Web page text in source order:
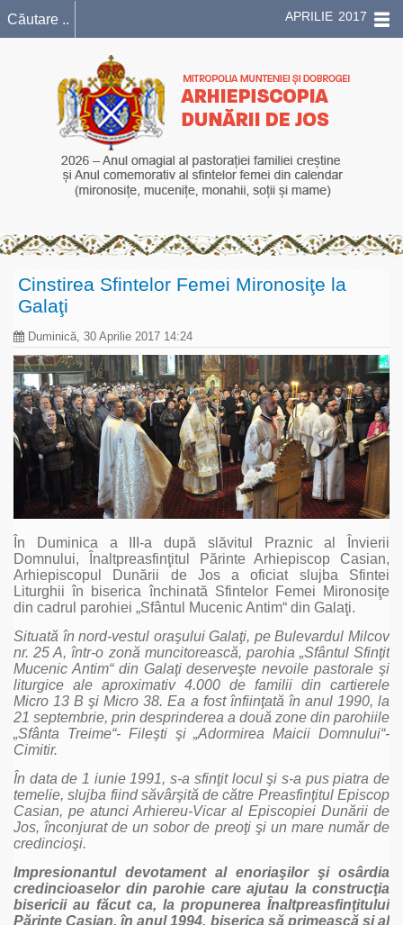
APRILIE 2017
Cinstirea Sfintelor Femei Mironosiţe la
Galaţi
Duminică, 30 Aprilie 2017 14:24
În Duminica a III-a după slăvitul Praznic al Învierii
Domnului, Înaltpreasfinţitul Părinte Arhiepiscop Casian,
Arhiepiscopul Dunării de Jos a oficiat slujba Sfintei
Liturghii în biserica închinată Sfintelor Femei Mironosiţe
din cadrul parohiei „Sfântul Mucenic Antim“ din Galaţi.
Situată în nord-vestul oraşului Galaţi, pe Bulevardul Milcov
nr. 25 A, într-o zonă muncitorească, parohia „Sfântul Sfinţit
Mucenic Antim“ din Galaţi deserveşte nevoile pastorale şi
liturgice ale aproximativ 4.000 de familii din cartierele
Micro 13 B şi Micro 38. Ea a fost înfiinţată în anul 1990, la
21 septembrie, prin desprinderea a două zone din parohiile
„Sfânta Treime“- Fileşti şi „Adormirea Maicii Domnului“-
Cimitir.
În data de 1 iunie 1991, s-a sfinţit locul şi s-a pus piatra de
temelie, slujba fiind săvârşită de către Preasfinţitul Episcop
Casian, pe atunci Arhiereu-Vicar al Episcopiei Dunării de
Jos, înconjurat de un sobor de preoţi şi un mare număr de
credincioşi.
Impresionantul devotament al enoriaşilor şi osârdia
credincioaselor din parohie care ajutau la construcţia
bisericii au făcut ca, la propunerea Înaltpreasfinţitului
Părinte Casian, în anul 1994, biserica să primească şi al